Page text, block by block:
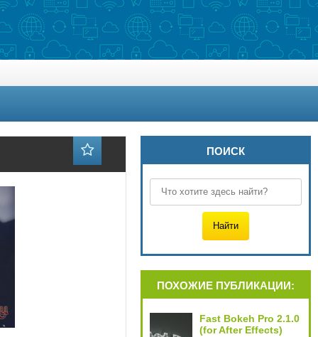
ПОИСК
ПОХОЖИЕ ПУБЛИКАЦИИ:
Fast Bokeh Pro 2.1.0
(for After Effects)